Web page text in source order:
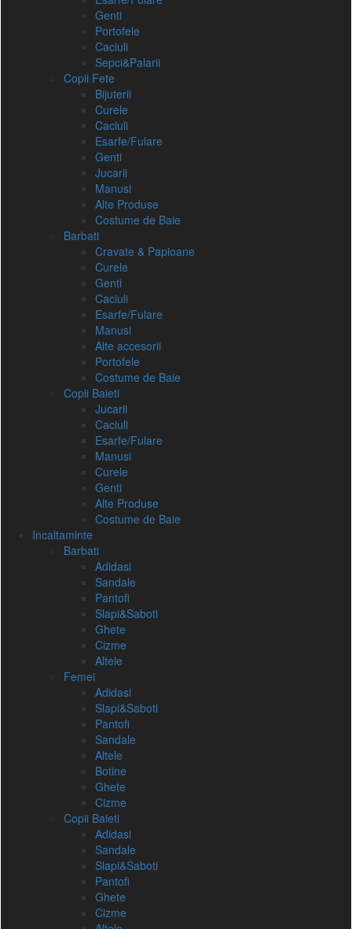
Genti
Portofele
Caciuli
Sepci&Palarii
Copii Fete
Bijuterii
Curele
Caciuli
Esarfe/Fulare
Genti
Jucarii
Manusi
Alte Produse
Costume de Baie
Barbati
Cravate & Papioane
Curele
Genti
Caciuli
Esarfe/Fulare
Manusi
Alte accesorii
Portofele
Costume de Baie
Copii Baieti
Jucarii
Caciuli
Esarfe/Fulare
Manusi
Curele
Genti
Alte Produse
Costume de Baie
Incaltaminte
Barbati
Adidasi
Sandale
Pantofi
Slapi&Saboti
Ghete
Cizme
Altele
Femei
Adidasi
Slapi&Saboti
Pantofi
Sandale
Altele
Botine
Ghete
Cizme
Copii Baieti
Adidasi
Sandale
Slapi&Saboti
Pantofi
Ghete
Cizme